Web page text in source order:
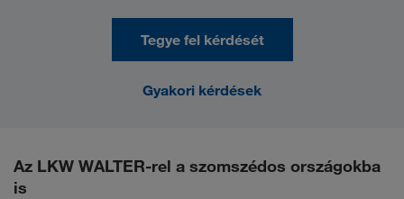
Tegye fel kérdését
Gyakori kérdések
Az LKW WALTER-rel a szomszédos országokba
is